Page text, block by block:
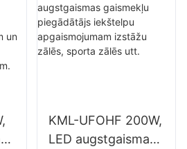
iekštelpu
apgaismojumam
rūpniecības
KML-UFOHF 200W,
LED augstgaismas